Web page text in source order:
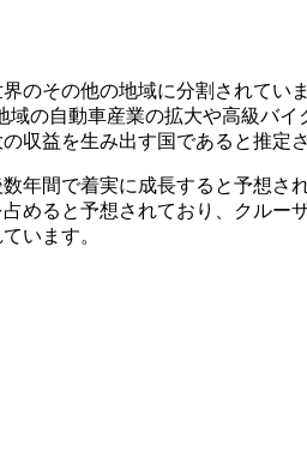
のその他の地域に分割されて
の自動車産業の拡大や高級バ
収益を生み出す国であると推定
年間で着実に成長すると予想
めると予想されており、クル
います。